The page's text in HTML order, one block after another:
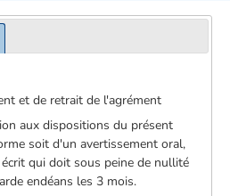
et de retrait de l'agrément
aux dispositions du présent
soit d'un avertissement oral,
qui doit sous peine de nullité
endéans les 3 mois.